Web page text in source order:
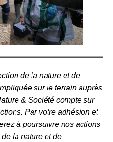
de la nature et de
sur le terrain auprès
& Société compte sur
Par votre adhésion et
à poursuivre nos actions
la nature et de